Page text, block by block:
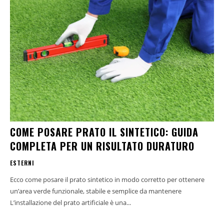
COME POSARE PRATO IL SINTETICO: GUIDA
COMPLETA PER UN RISULTATO DURATURO
ESTERNI
Ecco come posare il prato sintetico in modo corretto per ottenere
un’area verde funzionale, stabile e semplice da mantenere
L’installazione del prato artificiale è una...